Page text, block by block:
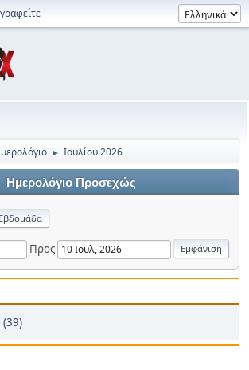
► Ιουλίου 2026
Ημερολόγιο Προσεχώς
Εβδομάδα
Προς
(39)